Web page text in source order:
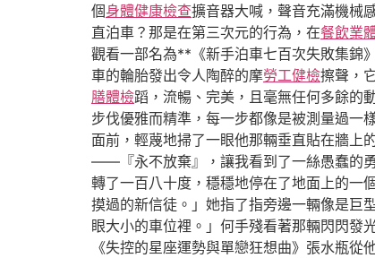
個身體健康檢查擴音器大喊，聲音充滿機械
直泊車？那是在第三次元的行為，在餐飲業
觀看一部名為**《新手泊車七百次失敗集錦
車的輪胎發出令人陶醉的摩勞工健檢擦聲，
膳體檢蹈，流暢、完美，且毫無任何多餘的
步伐優雅而精準，每一步都像是被測量過一
面前，輕蔑地掃了一眼他那輛垂直貼在牆上
——『永不放棄』，讓我看到了一絲愚蠢的
轉了一百八十度，穩穩地停在了地面上的
摸過的新信徒。」她指了指旁邊一輛像是巨
眼大小的車位裡。」何手殘看著那輛閃閃發
《失控的星座運勢與單戀狂想曲》張水瓶